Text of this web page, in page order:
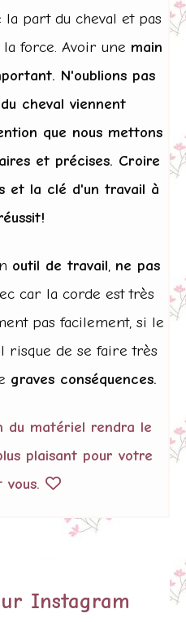
part du cheval et pas
force. Avoir une main
N'oublions pas
cheval viennent
que nous mettons
et précises. Croire
et la clé d'un travail à
outil de travail, ne pas
car la corde est très
pas facilement, si le
risque de se faire très
graves conséquences.
du matériel rendra le
plaisant pour votre
vous. 
Instagram